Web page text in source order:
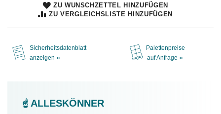
ZU WUNSCHZETTEL HINZUFÜGEN
ZU VERGLEICHSLISTE HINZUFÜGEN
Sicherheitsdatenblatt
anzeigen »
Palettenpreise
auf Anfrage »
☝️ ALLESKÖNNER